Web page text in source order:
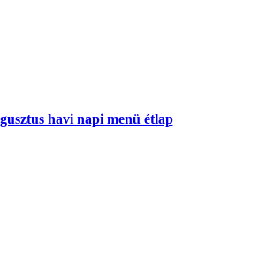
havi napi menü étlap